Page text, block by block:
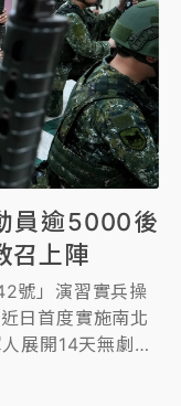
員逾5000後
召上陣
號」演習實兵操
日首度實施南北
展開14天無劇本
與城鎮韌性演